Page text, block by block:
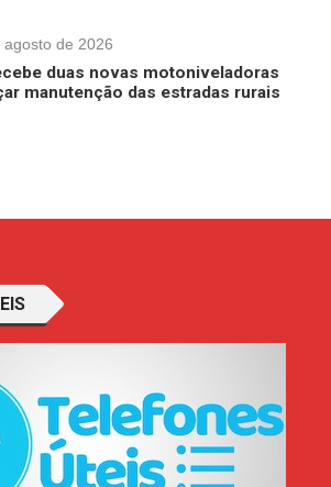
agosto de 2026
duas novas motoniveladoras
manutenção das estradas rurais